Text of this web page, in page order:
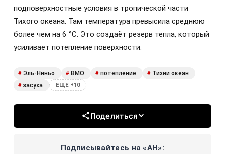
подповерхностные условия в тропической части
Тихого океана. Там температура превысила среднюю
более чем на 6 °C. Это создаёт резерв тепла, который
усиливает потепление поверхности.
# Эль-Ниньо # ВМО # потепление # Тихий океан
# засуха ЕЩЕ +10
Поделиться
Подписывайтесь на «АН»: